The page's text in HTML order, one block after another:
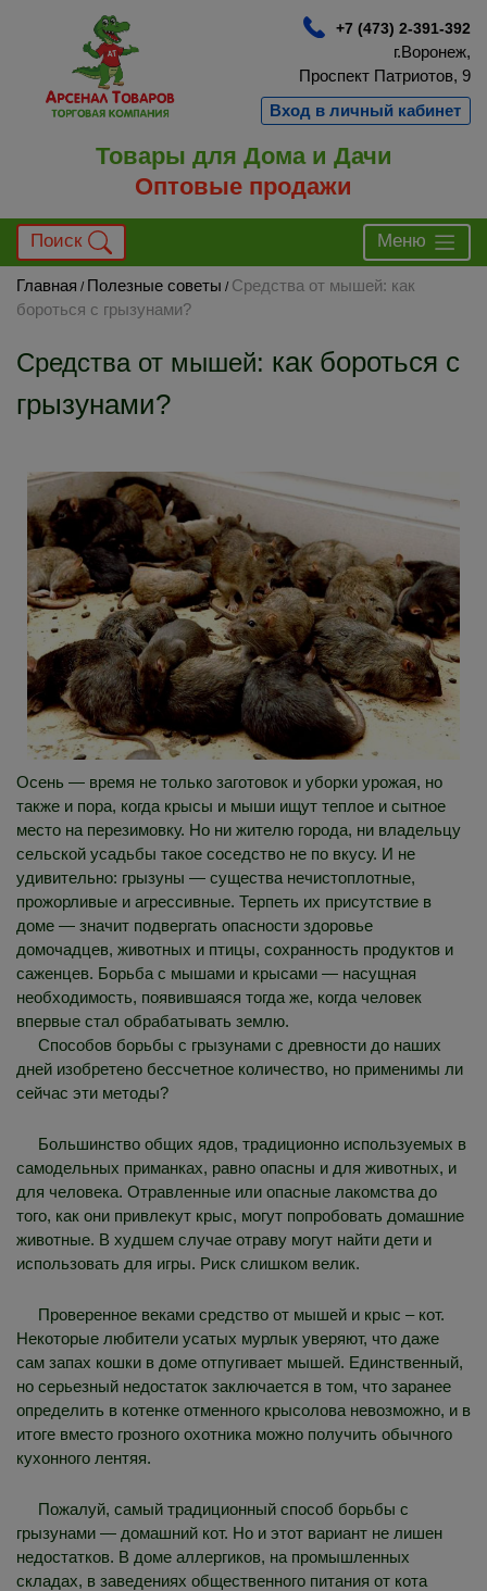
+7 (473) 2-391-392
г.Воронеж,
Проспект Патриотов, 9
Вход в личный кабинет
Товары для Дома и Дачи
Оптовые продажи
Поиск Меню
Главная / Полезные советы / Средства от мышей: как
бороться с грызунами?
Средства от мышей: как бороться с
грызунами?
Осень — время не только заготовок и уборки урожая, но
также и пора, когда крысы и мыши ищут теплое и сытное
место на перезимовку. Но ни жителю города, ни владельцу
сельской усадьбы такое соседство не по вкусу. И не
удивительно: грызуны — существа нечистоплотные,
прожорливые и агрессивные. Терпеть их присутствие в
доме — значит подвергать опасности здоровье
домочадцев, животных и птицы, сохранность продуктов и
саженцев. Борьба с мышами и крысами — насущная
необходимость, появившаяся тогда же, когда человек
впервые стал обрабатывать землю.
Способов борьбы с грызунами с древности до наших
дней изобретено бессчетное количество, но применимы ли
сейчас эти методы?
Большинство общих ядов, традиционно используемых в
самодельных приманках, равно опасны и для животных, и
для человека. Отравленные или опасные лакомства до
того, как они привлекут крыс, могут попробовать домашние
животные. В худшем случае отраву могут найти дети и
использовать для игры. Риск слишком велик.
Проверенное веками средство от мышей и крыс – кот.
Некоторые любители усатых мурлык уверяют, что даже
сам запах кошки в доме отпугивает мышей. Единственный,
но серьезный недостаток заключается в том, что заранее
определить в котенке отменного крысолова невозможно, и в
итоге вместо грозного охотника можно получить обычного
кухонного лентяя.
Пожалуй, самый традиционный способ борьбы с
грызунами — домашний кот. Но и этот вариант не лишен
недостатков. В доме аллергиков, на промышленных
складах, в заведениях общественного питания от кота